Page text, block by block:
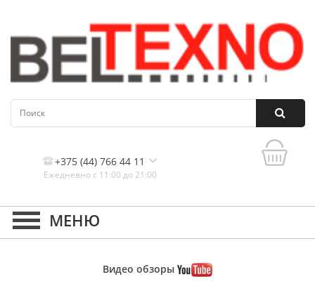
+375 (44) 766 44 11
Ежедневно с 11:00 до 21:00
Контакты, и схема проезда
Видео обзоры